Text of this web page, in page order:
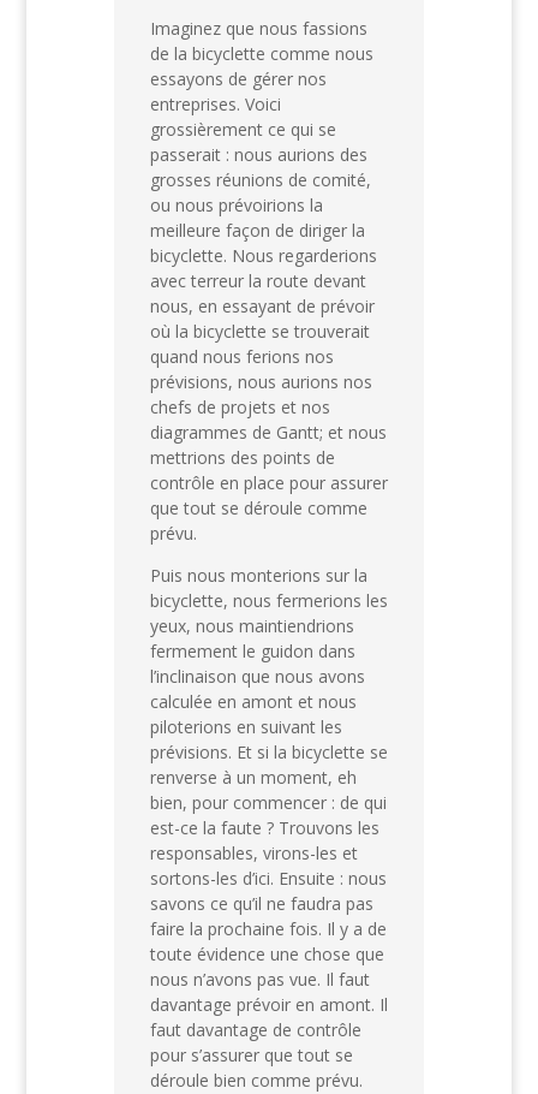
Imaginez que nous fassions
de la bicyclette comme nous
essayons de gérer nos
entreprises. Voici
grossièrement ce qui se
passerait : nous aurions des
grosses réunions de comité,
ou nous prévoirions la
meilleure façon de diriger la
bicyclette. Nous regarderions
avec terreur la route devant
nous, en essayant de prévoir
où la bicyclette se trouverait
quand nous ferions nos
prévisions, nous aurions nos
chefs de projets et nos
diagrammes de Gantt; et nous
mettrions des points de
contrôle en place pour assurer
que tout se déroule comme
prévu.
Puis nous monterions sur la
bicyclette, nous fermerions les
yeux, nous maintiendrions
fermement le guidon dans
l’inclinaison que nous avons
calculée en amont et nous
piloterions en suivant les
prévisions. Et si la bicyclette se
renverse à un moment, eh
bien, pour commencer : de qui
est-ce la faute ? Trouvons les
responsables, virons-les et
sortons-les d’ici. Ensuite : nous
savons ce qu’il ne faudra pas
faire la prochaine fois. Il y a de
toute évidence une chose que
nous n’avons pas vue. Il faut
davantage prévoir en amont. Il
faut davantage de contrôle
pour s’assurer que tout se
déroule bien comme prévu.